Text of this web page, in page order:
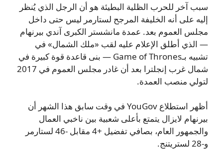
سبب آخر للحرب الظلية البطيئة هو أن الرجل الذي يُنظر
إليه على أنه الخليفة المرجح لستارمر ليس حتى داخل
مجلس العموم بعد. عمدة مانشستر الكبرى آندي بيرنهام
— الذي أطلق الإعلام عليه لقب «ملك الشمال» في
تشبيه بـGame of Thrones — بنى قاعدة قوة كبيرة في
شمال غرب إنجلترا بعد أن غادر مجلس العموم في 2017
لتولي منصب العمدة.
أظهر استطلاع YouGov في وقت سابق هذا الشهر أن
بيرنهام لايزال يتمتع بأعلى شعبية بين ناخبي العمال
والجمهور العام، بصافي تفضيل +4 مقابل -46 لستارمر
و‑28 لستريتنج.